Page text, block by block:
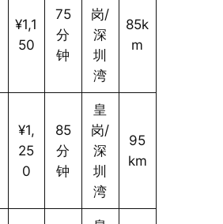
¥1,1
50
75
分
钟
岗/
深
圳
湾
85k
m
¥1,
25
0
85
分
钟
皇
岗/
深
圳
湾
95
km